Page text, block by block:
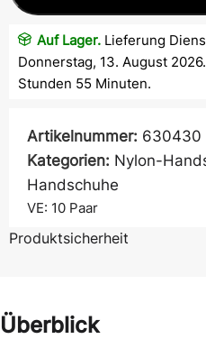
Auf Lager. Lieferung
Donnerstag, 13. August
Stunden 55 Minuten.
Artikelnummer: 630430
Kategorien: Nylon-
Handschuhe
VE: 10 Paar
Produktsicherheit
Überblick